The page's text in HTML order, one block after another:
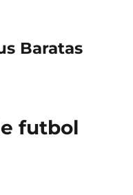
Baratas
futbol